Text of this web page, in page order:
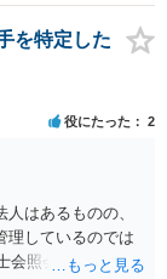
ます。 ただし、不
の評価につながる
考まで。
を特定した
役にたった 2
はあるものの、
理しているのでは
会照会は日本法に